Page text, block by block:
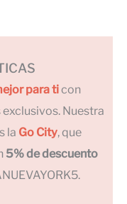
para ticon
Nuestra
la Go City, que
5% de descuento